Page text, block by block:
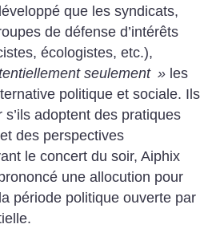
que les syndicats,
de défense d’intérêts
écologistes, etc.),
seulement » les
politique et sociale. Ils
adoptent des pratiques
des perspectives
le concert du soir, Aiphix
une allocution pour
période politique ouverte par